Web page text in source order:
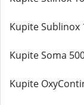
Kupite Sublinox
Kupite Soma
Kupite